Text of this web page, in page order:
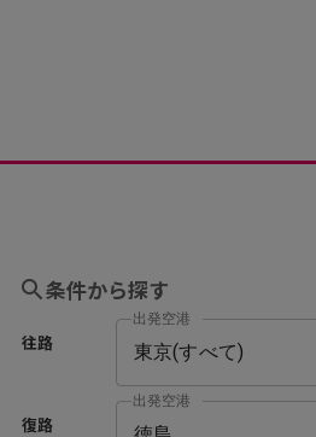
条件から探す
往路
出発空港
復路
出発空港